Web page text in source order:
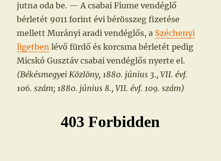
jutna oda be. — A csabai Fiume vendéglő
bérletét 9011 forint évi bérösszeg fizetése
mellett Murányi aradi vendéglős, a Széchenyi
ligetben lévő fürdő és korcsma bérletét pedig
Micskó Gusztáv csabai vendéglős nyerte el.
(Békésmegyei Közlöny, 1880. június 3., VII. évf.
106. szám; 1880. június 8., VII. évf. 109. szám)